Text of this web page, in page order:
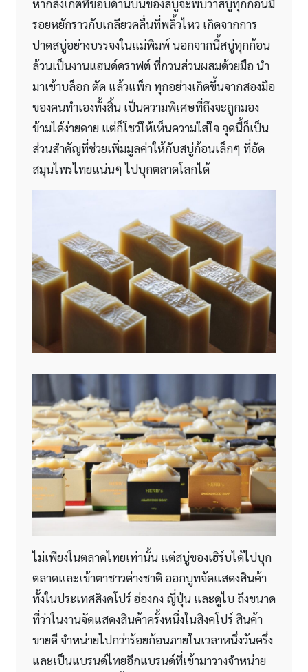
หากสังเกตที่ขอบด้านบนของสบู่จะพบว่าสบู่ทุกก้อนมี
รอยหยักราวกับเกลียวคลื่นที่พลิ้วไหว เกิดจากการ
ปาดสบู่อย่างบรรจงในแม่พิมพ์ นอกจากนี้สบู่ทุกก้อน
ล้วนเป็นงานแฮนด์คราฟต์ ที่กวนส่วนผสมด้วยมือ นำ
มาเข้าบล็อก ตัด แล้วแพ็ก ทุกอย่างเกิดขึ้นจากสองมือ
ของคนทำเองทั้งสิ้น เป็นความพิเศษที่ถึงจะถูกมอง
ข้ามได้ง่ายดาย แต่ก็โชว์ให้เห็นความใส่ใจ จุดนี้ก็เป็น
ส่วนสำคัญที่ช่วยเพิ่มมูลค่าให้กับสบู่ก้อนเล็กๆ ที่อัด
สมุนไพรไทยแน่นๆ ไปบุกตลาดโลกได้
ไม่เพียงในตลาดไทยเท่านั้น แต่สบู่ของเฮิร์บได้ไปบุก
ตลาดและเข้าตาชาวต่างชาติ ออกบูทจัดแสดงสินค้า
ทั้งในประเทศสิงคโปร์ ฮ่องกง ญี่ปุ่น และดูไบ ถึงขนาด
ที่ว่าในงานจัดแสดงสินค้าครั้งหนึ่งในสิงคโปร์ สินค้า
ขายดี จำหน่ายไปกว่าร้อยก้อนภายในเวลาหนึ่งวันครึ่ง
และเป็นแบรนด์ไทยอีกแบรนด์ที่เข้ามาวางจำหน่าย